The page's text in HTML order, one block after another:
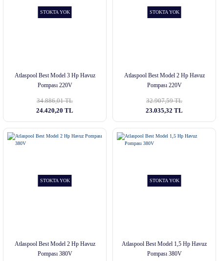
STOKTA YOK
Atlaspool Best Model 3 Hp Havuz
Pompası 220V
34.886,01 TL
24.420,20 TL
STOKTA YOK
Atlaspool Best Model 2 Hp Havuz
Pompası 220V
32.907,59 TL
23.035,32 TL
STOKTA YOK
Atlaspool Best Model 2 Hp Havuz
Pompası 380V
STOKTA YOK
Atlaspool Best Model 1,5 Hp Havuz
Pompası 380V